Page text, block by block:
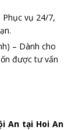
Phục vụ 24/7,
– Dành cho
được tư vấn
An tại Hoi An